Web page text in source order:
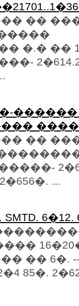
��
�.� ��
�����
��
...
6�12.
�� 6�.
85�.